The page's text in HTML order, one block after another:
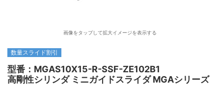
画像をタップして拡大イメージを表示する
数量スライド割引
型番：MGAS10X15-R-SSF-ZE102B1
高剛性シリンダ ミニガイドスライダ MGAシリーズ